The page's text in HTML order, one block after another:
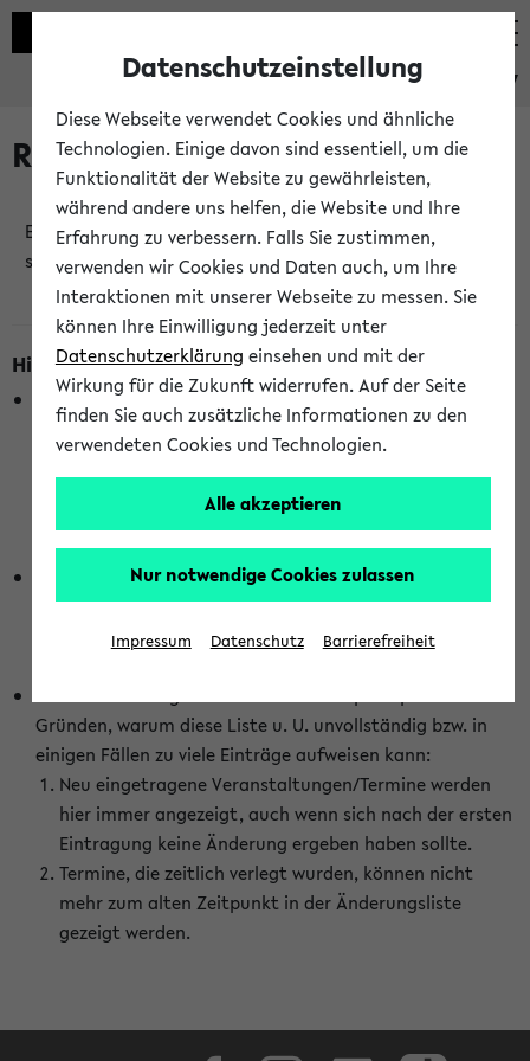
eKVV
Raumänderungen
Es wurden keine Raumänderungen an jetzt
stattfindenden Veranstaltungen gefunden!
Hinweise zur Liste der Raumänderungen
In dieser Liste werden nur Veranstaltungstermine
berücksichtigt, die gerade oder innerhalb der nächsten 2
Stunden stattfinden. Berücksichtigt werden nur Termine,
wurden. Die Anzeige ist semesterübergreifend und nicht
abhängig vom im eKVV gewählten Semester.
Die hier gezeigte Liste von Raumänderungen kann nur
vollständig sein, wenn den Fakultäten von den Lehrenden
die Änderungen zeitnah mitgeteilt und diese Änderungen
Gründen, warum diese Liste u. U. unvollständig bzw. in
einigen Fällen zu viele Einträge aufweisen kann:
Neu eingetragene Veranstaltungen/Termine werden
hier immer angezeigt, auch wenn sich nach der ersten
Eintragung keine Änderung ergeben haben sollte.
Termine, die zeitlich verlegt wurden, können nicht
mehr zum alten Zeitpunkt in der Änderungsliste
gezeigt werden.
Datenschutzeinstellung
Diese Webseite verwendet Cookies und ähnliche
Technologien. Einige davon sind essentiell, um die
Funktionalität der Website zu gewährleisten,
während andere uns helfen, die Website und Ihre
Erfahrung zu verbessern. Falls Sie zustimmen,
verwenden wir Cookies und Daten auch, um Ihre
Interaktionen mit unserer Webseite zu messen. Sie
können Ihre Einwilligung jederzeit unter
Datenschutzerklärung einsehen und mit der
Wirkung für die Zukunft widerrufen. Auf der Seite
finden Sie auch zusätzliche Informationen zu den
verwendeten Cookies und Technologien.
Alle akzeptieren
Nur notwendige Cookies zulassen
Impressum Datenschutz Barrierefreiheit